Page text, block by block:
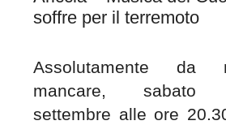
soffre per il terremoto
Assolutamente da
mancare, sabato
settembre alle ore